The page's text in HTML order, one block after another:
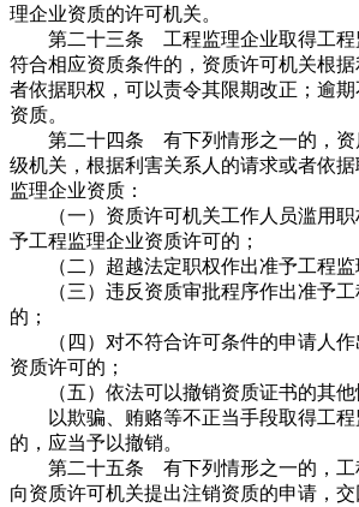
理企业资质的许可机关。
第二十三条 工程监理企业取得工程
符合相应资质条件的，资质许可机关根
者依据职权，可以责令其限期改正；逾
资质。
第二十四条 有下列情形之一的，资
级机关，根据利害关系人的请求或者依
监理企业资质：
（一）资质许可机关工作人员滥用职
予工程监理企业资质许可的；
（二）超越法定职权作出准予工程监
（三）违反资质审批程序作出准予工
的；
（四）对不符合许可条件的申请人作
资质许可的；
（五）依法可以撤销资质证书的其他
以欺骗、贿赂等不正当手段取得工程
的，应当予以撤销。
第二十五条 有下列情形之一的，工
向资质许可机关提出注销资质的申请，